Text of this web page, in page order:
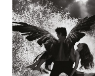
CISZA